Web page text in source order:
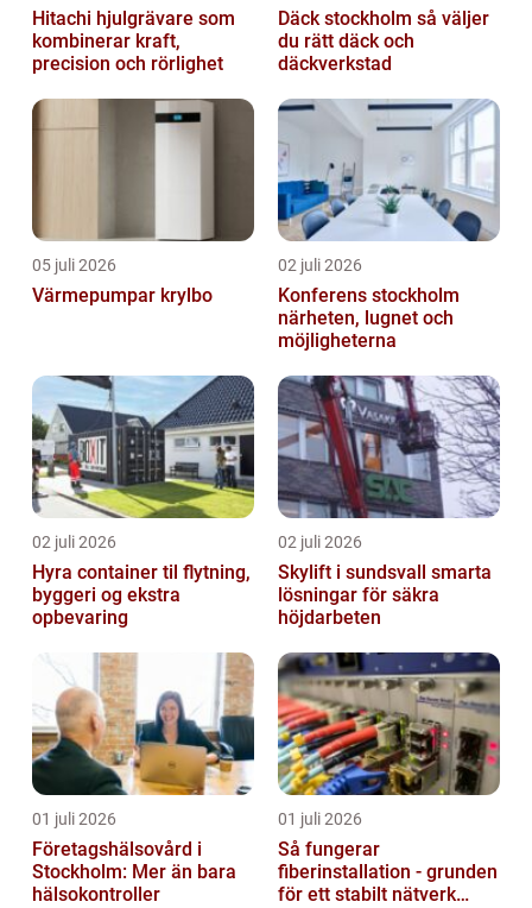
Hitachi hjulgrävare som
kombinerar kraft,
precision och rörlighet
Däck stockholm så väljer
du rätt däck och
däckverkstad
05 juli 2026
Värmepumpar krylbo
02 juli 2026
Konferens stockholm
närheten, lugnet och
möjligheterna
02 juli 2026
Hyra container til flytning,
byggeri og ekstra
opbevaring
02 juli 2026
Skylift i sundsvall smarta
lösningar för säkra
höjdarbeten
01 juli 2026
Företagshälsovård i
Stockholm: Mer än bara
hälsokontroller
01 juli 2026
Så fungerar
fiberinstallation - grunden
för ett stabilt nätverk